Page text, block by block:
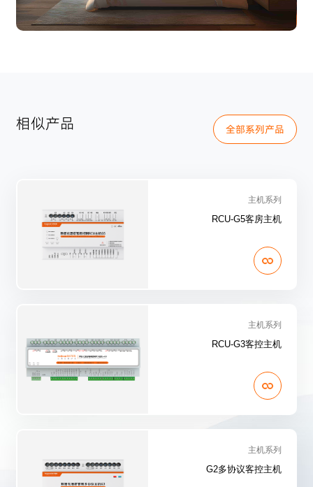
相似产品 全部系列产品
主机系列
RCU-G5客房主机
主机系列
RCU-G3客控主机
主机系列
G2多协议客控主机